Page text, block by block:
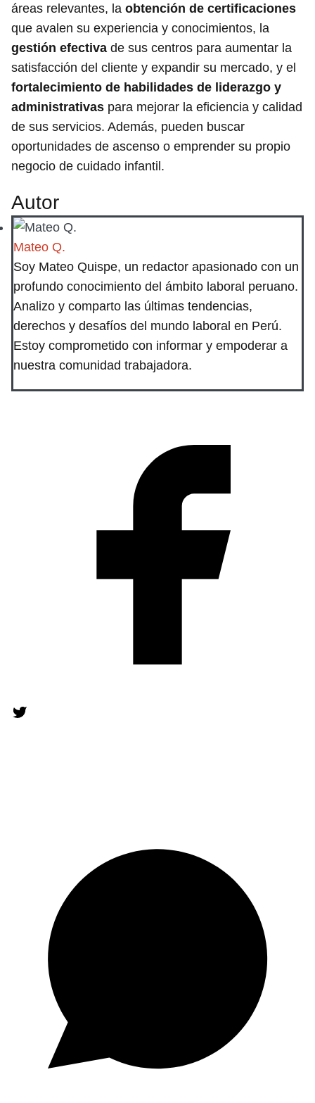
áreas relevantes, la obtención de certificaciones
que avalen su experiencia y conocimientos, la
gestión efectiva de sus centros para aumentar la
satisfacción del cliente y expandir su mercado, y el
fortalecimiento de habilidades de liderazgo y
administrativas para mejorar la eficiencia y calidad
de sus servicios. Además, pueden buscar
oportunidades de ascenso o emprender su propio
negocio de cuidado infantil.
Autor
Mateo Q.
Soy Mateo Quispe, un redactor apasionado con un
profundo conocimiento del ámbito laboral peruano.
Analizo y comparto las últimas tendencias,
derechos y desafíos del mundo laboral en Perú.
Estoy comprometido con informar y empoderar a
nuestra comunidad trabajadora.